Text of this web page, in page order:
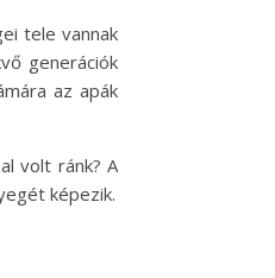
tele vannak
generációk
az apák
volt ránk? A
képezik.